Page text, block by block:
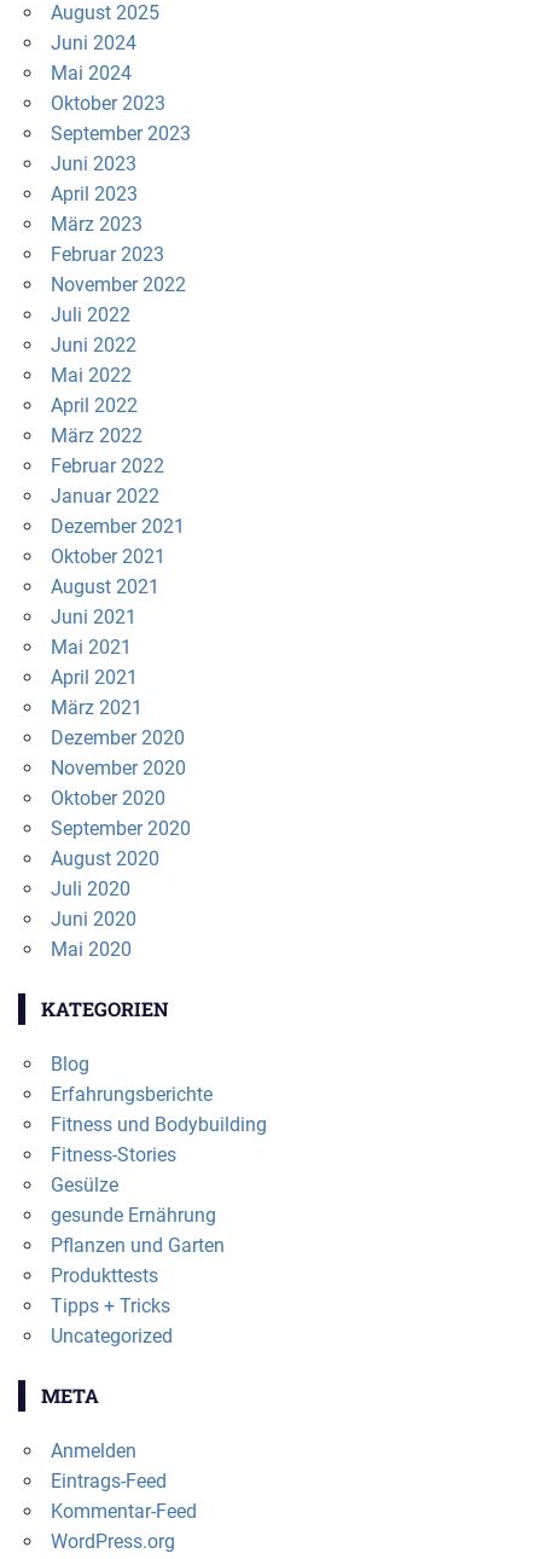
August 2025
Juni 2024
Mai 2024
Oktober 2023
September 2023
Juni 2023
April 2023
März 2023
Februar 2023
November 2022
Juli 2022
Juni 2022
Mai 2022
April 2022
März 2022
Februar 2022
Januar 2022
Dezember 2021
Oktober 2021
August 2021
Juni 2021
Mai 2021
April 2021
März 2021
Dezember 2020
November 2020
Oktober 2020
September 2020
August 2020
Juli 2020
Juni 2020
Mai 2020
KATEGORIEN
Blog
Erfahrungsberichte
Fitness und Bodybuilding
Fitness-Stories
Gesülze
gesunde Ernährung
Pflanzen und Garten
Produkttests
Tipps + Tricks
Uncategorized
META
Anmelden
Eintrags-Feed
Kommentar-Feed
WordPress.org